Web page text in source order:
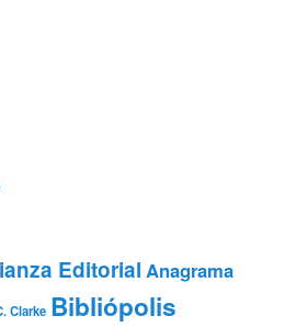
Editorial Anagrama
Clarke Bibliópolis